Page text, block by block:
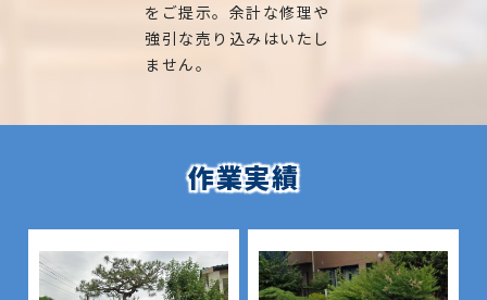
をご提示。余計な修理や
強引な売り込みはいたし
ません。
作業実績